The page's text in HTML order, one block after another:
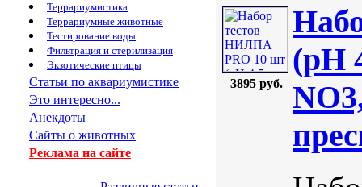
Террариумистика
Террариумные животные
Тестирование воды
Фильтрация и стерилизация
Экзотические птицы
Статьи по аквариумистике
Это интересно...
Анекдоты
Сайты о животных
Реклама на сайте
3895 руб.
(pH